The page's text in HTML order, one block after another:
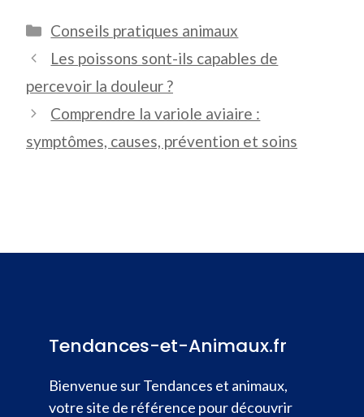
Catégories
Conseils pratiques animaux
Les poissons sont-ils capables de
percevoir la douleur ?
Comprendre la variole aviaire :
symptômes, causes, prévention et soins
Tendances-et-Animaux.fr
Bienvenue sur Tendances et animaux,
votre site de référence pour découvrir